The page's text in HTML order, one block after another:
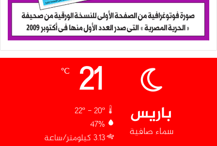
باريس
سماء صافية
21
℃
22º - 20º
47%
3.13 كيلومتر/ساعة